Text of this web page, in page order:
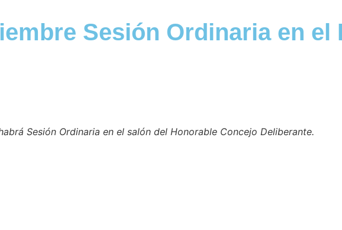
Sesión Ordinaria en el
Sesión Ordinaria en el salón del Honorable Concejo Deliberante.